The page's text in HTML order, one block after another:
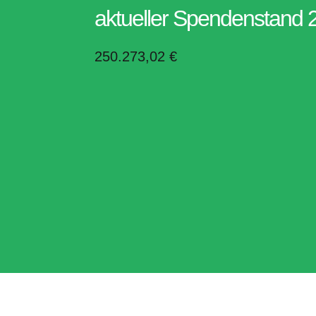
aktueller Spendenstand
250.273,02 €